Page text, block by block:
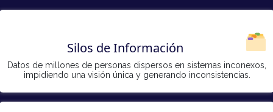
Silos de Información
Datos de millones de personas dispersos en sistemas inconexos,
impidiendo una visión única y generando inconsistencias.